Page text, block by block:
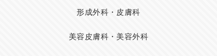
形成外科・皮膚科
美容皮膚科・美容外科